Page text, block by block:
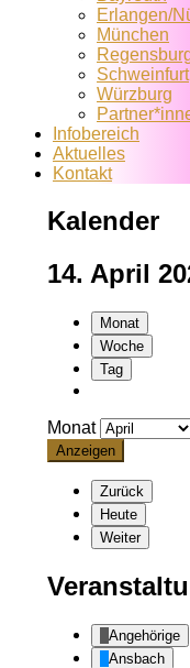
Erlangen/
München
Schweinfurt
Würzburg
Infobereich
Aktuelles
Kontakt
Kalender
14. April
Monat
Woche
Tag
Monat
Zurück
Heute
Weiter
Angehörige
Ansbach